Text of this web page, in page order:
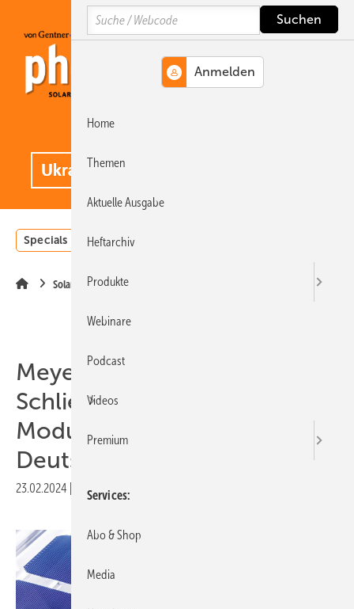
Hauptinhalt
Hauptmenü
SiteSearch
Specials Einstrahlungsatlas
Solarmodule
Meyer Burger bereitet
Schließung der
Modulproduktion in
Deutschland vor
23.02.2024 Druckvorschau
Search
Home
Themen
Aktuelle Ausgabe
Heftarchiv
Produkte
Webinare
Podcast
Videos
Premium
Services
Abo & Shop
Media